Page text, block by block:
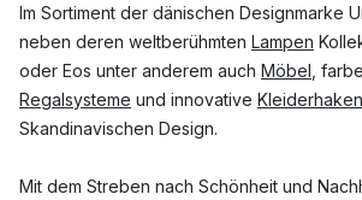
Im Sortiment der dänischen Designmarke
neben deren weltberühmten Lampen
oder Eos unter anderem auch Möbel ,
Regalsysteme und innovative Kleiderhaken
Skandinavischen Design.
Mit dem Streben nach Schönheit und